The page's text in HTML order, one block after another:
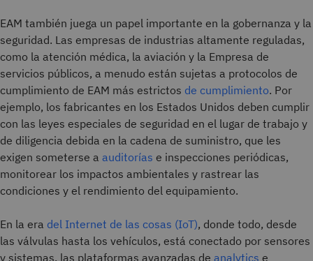
EAM también juega un papel importante en la gobernanza y la
seguridad. Las empresas de industrias altamente reguladas,
como la atención médica, la aviación y la Empresa de
servicios públicos, a menudo están sujetas a protocolos de
cumplimiento de EAM más estrictos de cumplimiento. Por
ejemplo, los fabricantes en los Estados Unidos deben cumplir
con las leyes especiales de seguridad en el lugar de trabajo y
de diligencia debida en la cadena de suministro, que les
exigen someterse a auditorías e inspecciones periódicas,
monitorear los impactos ambientales y rastrear las
condiciones y el rendimiento del equipamiento.
En la era del Internet de las cosas (IoT), donde todo, desde
las válvulas hasta los vehículos, está conectado por sensores
y sistemas, las plataformas avanzadas de analytics e